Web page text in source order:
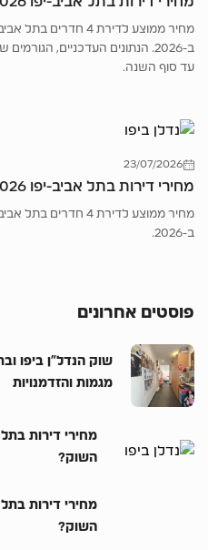
ב-2026. הנתונים העדכניים,
עד סוף השנה.
23/07/2026
מחירי דירות בתל אביב-יפו 2026 — לאן הולך השוק?
ב-2026.
פוסטים אחרונים
מגמות והזדמנויות
השוק?
השוק?